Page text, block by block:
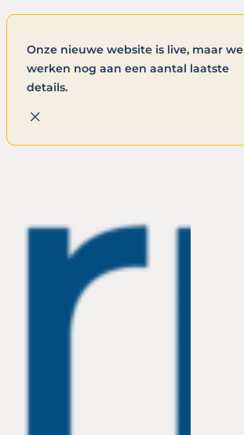
Onze nieuwe website is live, maar we
werken nog aan een aantal laatste
details.